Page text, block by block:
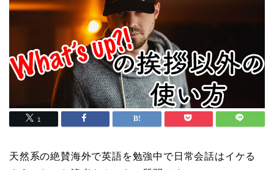
1
天然系の絶賛海外で英語を勉強中で日常会話はイケる